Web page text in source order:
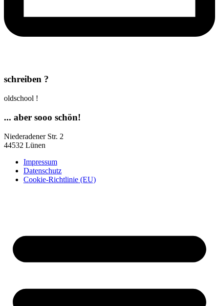
schreiben ?
oldschool !
... aber sooo schön!
Niederadener Str. 2
44532 Lünen
Impressum
Datenschutz
Cookie-Richtlinie (EU)